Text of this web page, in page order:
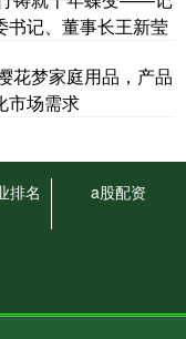
书记、董事长王新莹
花梦家庭用品，产品
市场需求
排名 a股配资